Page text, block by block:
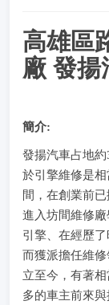
高雄區
廠 發揚
簡介:
發揚汽車占地
於引擎維修是
間，在創業前
進入坊間維修
引擎、在經歷
而獲派擔任維
立至今，有著
多的車主前來